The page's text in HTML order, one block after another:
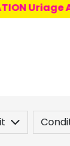
Uriage